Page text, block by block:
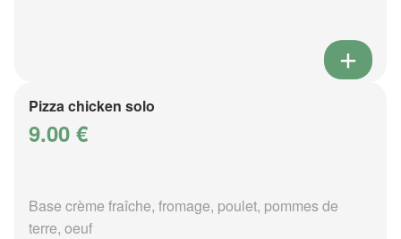
Pizza chicken solo
9.00 €
Base crème fraîche, fromage, poulet, pommes de
terre, oeuf